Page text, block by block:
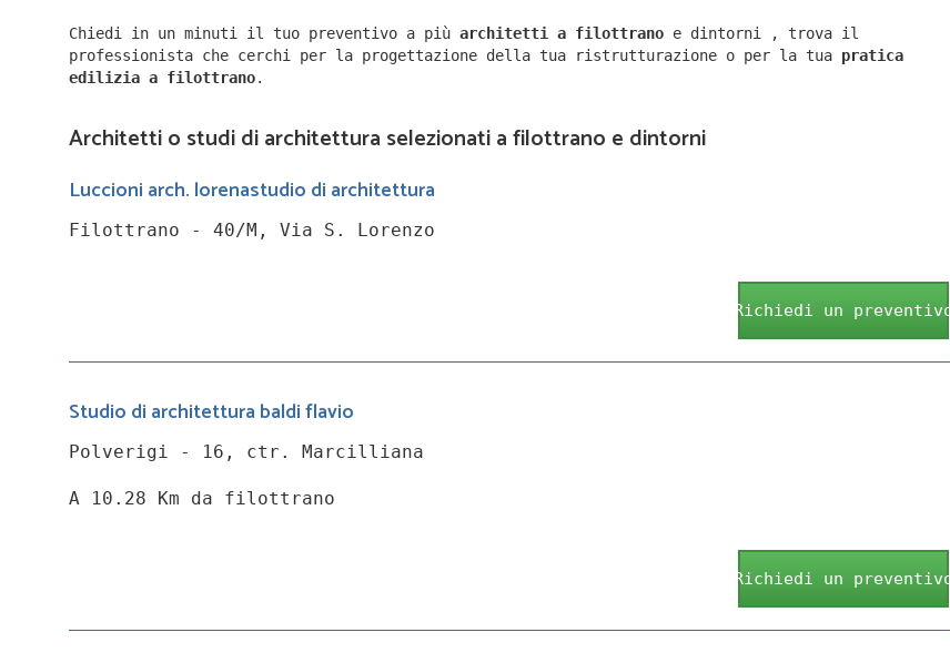
Chiedi in un minuti il tuo preventivo a più architetti a filottrano e dintorni ,
trova il
professionista che cerchi per la progettazione della tua ristrutturazione o per la tua pratica
edilizia a filottrano.
Architetti o studi di architettura selezionati a filottrano e dintorni
Luccioni arch. lorenastudio di architettura
Filottrano - 40/M, Via S. Lorenzo
Richiedi un preventivo
Studio di architettura baldi flavio
Polverigi - 16, ctr. Marcilliana
A 10.28 Km da filottrano
Richiedi un preventivo